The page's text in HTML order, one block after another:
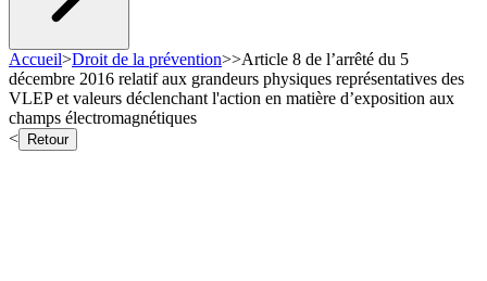
Accueil>Droit de la prévention>>Article 8 de l’arrêté du 5
décembre 2016 relatif aux grandeurs physiques représentatives des
VLEP et valeurs déclenchant l'action en matière d’exposition aux
champs électromagnétiques
<
Retour